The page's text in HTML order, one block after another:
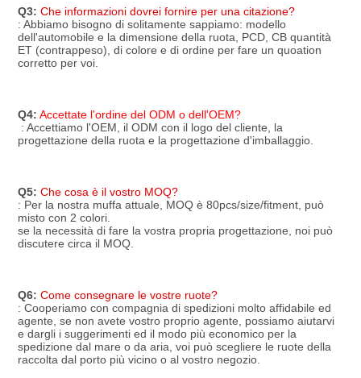
Q3: Che informazioni dovrei fornire per una citazione?
: Abbiamo bisogno di solitamente sappiamo: modello
dell'automobile e la dimensione della ruota, PCD, CB quantità
ET (contrappeso), di colore e di ordine per fare un quoation
corretto per voi.
Q4: Accettate l'ordine del ODM o dell'OEM?
progettazione della ruota e la progettazione d'imballaggio.
Q5: Che cosa è il vostro MOQ?
: Per la nostra muffa attuale, MOQ è 80pcs/size/fitment, può
misto con 2 colori.
se la necessità di fare la vostra propria progettazione, noi può
discutere circa il MOQ.
Q6: Come consegnare le vostre ruote?
: Cooperiamo con compagnia di spedizioni molto affidabile ed
agente, se non avete vostro proprio agente, possiamo aiutarvi
e dargli i suggerimenti ed il modo più economico per la
spedizione dal mare o da aria, voi può scegliere le ruote della
raccolta dal porto più vicino o al vostro negozio.